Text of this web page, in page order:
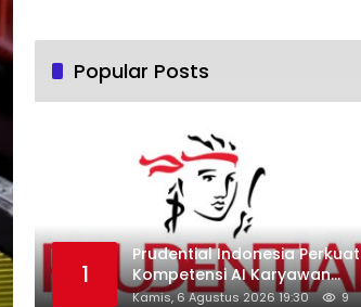
Popular Posts
1
Prudential Indonesia Perkuat
Kompetensi AI Karyawan
Lewat AI Week
Kamis, 6 Agustus 2026 19:30 9